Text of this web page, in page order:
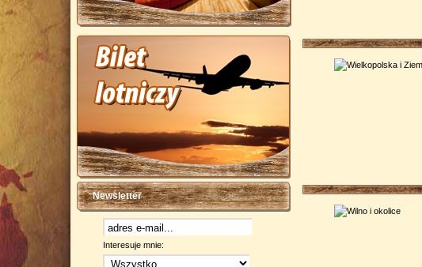
Newsletter
Interesuje mnie: